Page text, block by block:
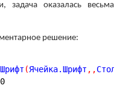
задача оказалась весьма
решение:
Шрифт (Ячейка.Шрифт , ,